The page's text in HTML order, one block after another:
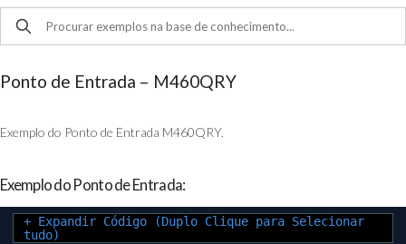
Ponto de Entrada – M460QRY
Exemplo do Ponto de Entrada M460QRY.
Exemplo do Ponto de Entrada:
+ Expandir Código (Duplo Clique para Selecionar
tudo)